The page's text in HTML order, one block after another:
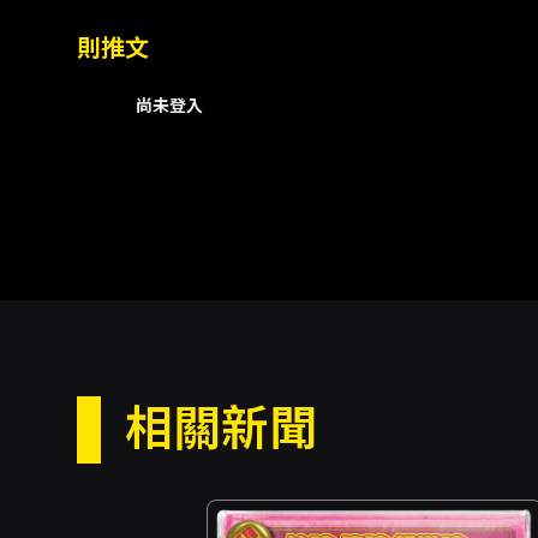
則推文
尚未登入
相關新聞